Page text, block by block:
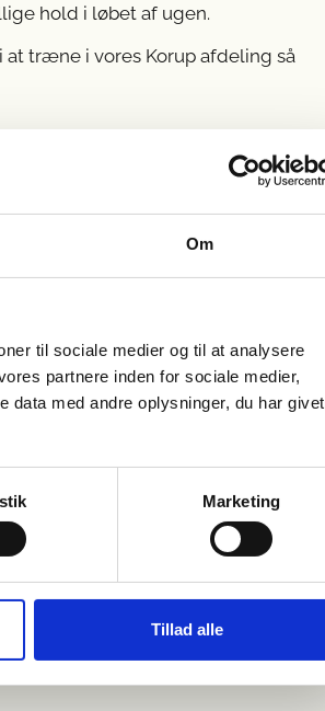
Om
til sociale medier og til at analysere
partnere inden for sociale medier,
data med andre oplysninger, du har givet
Marketing
Tillad alle
hold i løbet af ugen.
at træne i vores Korup afdeling så